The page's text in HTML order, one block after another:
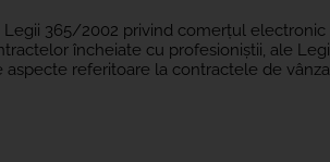
365/2002 privind comerțul electronic
încheiate cu profesioniștii, ale
referitoare la contractele de